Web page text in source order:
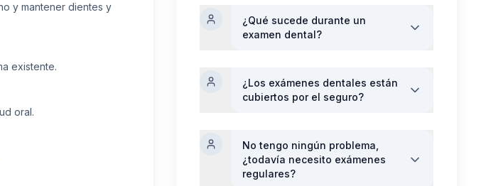
y mantener dientes y
existente.
oral.
¿Qué sucede durante un
examen dental?
¿Los exámenes dentales están
cubiertos por el seguro?
No tengo ningún problema,
¿todavía necesito exámenes
regulares?